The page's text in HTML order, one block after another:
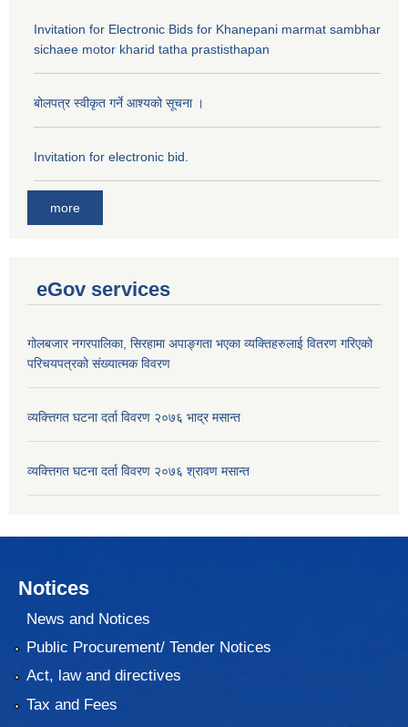
Invitation for Electronic Bids for Khanepani marmat sambhar
sichaee motor kharid tatha prastisthapan
बोलपत्र स्वीकृत गर्ने आश्यको सूचना ।
Invitation for electronic bid.
more
eGov services
गोलबजार नगरपालिका, सिरहामा अपाङ्गता भएका व्यक्तिहरुलाई वितरण गरिएको
परिचयपत्रको संख्यात्मक विवरण
व्यक्त्तिगत घटना दर्ता विवरण २०७६ भाद्र मसान्त
व्यक्त्तिगत घटना दर्ता विवरण २०७६ श्रावण मसान्त
Notices
News and Notices
Public Procurement/ Tender Notices
Act, law and directives
Tax and Fees